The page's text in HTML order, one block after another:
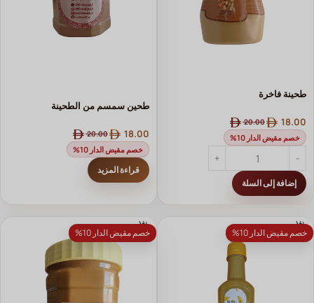
طحينة فاخرة
20.00 18.00
خصم مقيض الدار 10%
إضافة إلى السلة
طحين سمسم من الطحينة
20.00 18.00
خصم مقيض الدار 10%
قراءة المزيد
خصم مقيض الدار 10%
نفذ
خصم مقيض الدار 10%
نفذ